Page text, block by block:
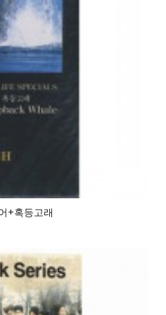
+혹등고래